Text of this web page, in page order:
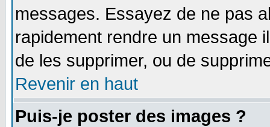
messages. Essayez de ne pas
rapidement rendre un message
de les supprimer, ou de
Revenir en haut
Puis-je poster des images ?